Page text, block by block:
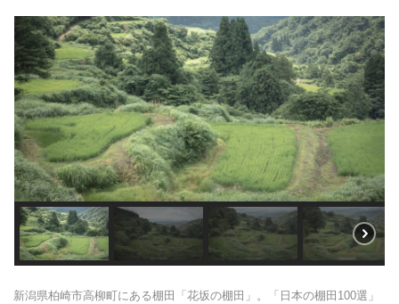
新潟県柏崎市高柳町にある棚田「花坂の棚田」。「日本の棚田100選」